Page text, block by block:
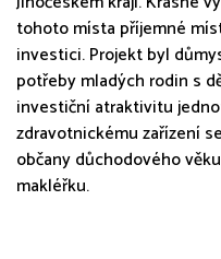
tohoto místa příjemné
investici. Projekt byl
potřeby mladých rodin s
investiční atraktivitu
zdravotnickému zařízení
občany důchodového
makléřku.